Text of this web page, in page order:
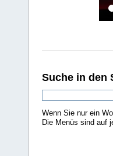
Suche in den
Wenn Sie nur ein
Die Menüs sind auf